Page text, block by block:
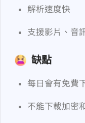
解析速度快
支援影片、音
缺點
每日會有免費
不能下載加密